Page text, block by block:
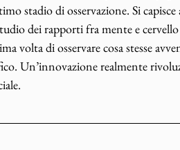
stadio di osservazione. Si
dei rapporti fra mente e
volta di osservare cosa stesse
Un’innovazione realmente